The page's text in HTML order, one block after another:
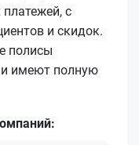
с
и скидок.
полисы
и имеют полную